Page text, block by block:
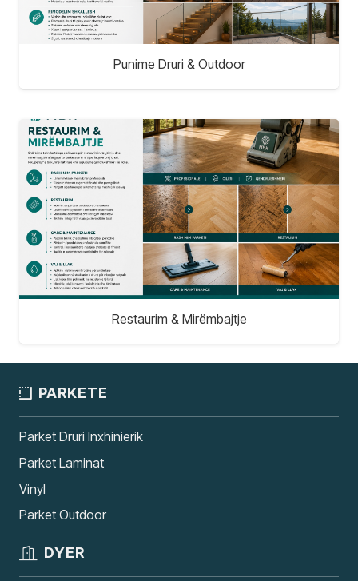
Punime Druri & Outdoor
Restaurim & Mirëmbajtje
PARKETE
Parket Druri Inxhinierik
Parket Laminat
Vinyl
Parket Outdoor
DYER